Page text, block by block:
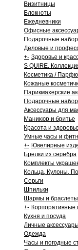
Визитницы
Блокноты
Ежедневники
Офисные
Подарочные
Деловые и
+- Здоровье и
S QUIRE.
Косметика /
Кожаные
Парикмахерские
Подарочные
Аксессуары для
Маникюр и бритье
Красота и
Умные часы и
+- Ювелирные
Брелки из серебра
Комплекты
Кольца, Кулоны,
Серьги
Шпильки
Шармы и браслеты
+- Корпоративные
Кухня и посуда
Личные аксессуары
Одежда
Часы и погодные